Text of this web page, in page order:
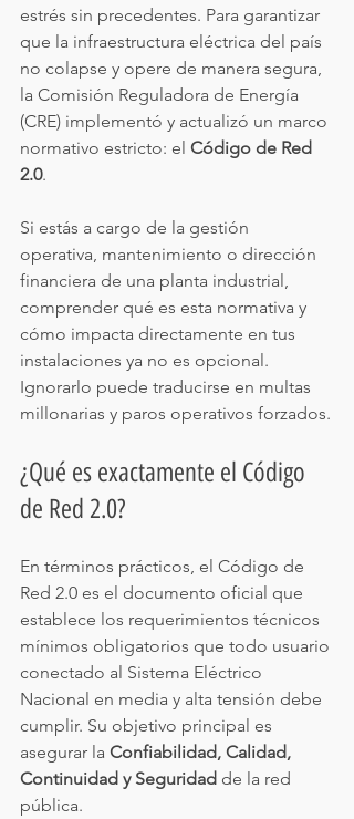
estrés sin precedentes. Para garantizar
que la infraestructura eléctrica del país
no colapse y opere de manera segura,
la Comisión Reguladora de Energía
(CRE) implementó y actualizó un marco
normativo estricto: el Código de Red
2.0.
Si estás a cargo de la gestión
operativa, mantenimiento o dirección
financiera de una planta industrial,
comprender qué es esta normativa y
cómo impacta directamente en tus
instalaciones ya no es opcional.
Ignorarlo puede traducirse en multas
millonarias y paros operativos forzados.
¿Qué es exactamente el Código
de Red 2.0?
En términos prácticos, el Código de
Red 2.0 es el documento oficial que
establece los requerimientos técnicos
mínimos obligatorios que todo usuario
conectado al Sistema Eléctrico
Nacional en media y alta tensión debe
cumplir. Su objetivo principal es
asegurar la Confiabilidad, Calidad,
Continuidad y Seguridad de la red
pública.